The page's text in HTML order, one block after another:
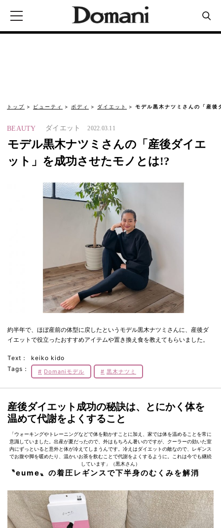
トップ ビューティ ボディ ダイエット モデル黒木ナツミさんの「産
BEAUTY ダイエット 2022.03.11
モデル黒木ナツミさんの「産後ダイエ
ット」を成功させたモノとは!?
約半年で、ほぼ産前の体型に戻したというモデル黒木ナツミさんに、産後ダ
イエットで役立ったおすすめアイテムや置き換え食を教えてもらいました。
Text：
keiko kido
Tags：
Domaniモデル 黒木ナツミ
産後ダイエット成功の秘訣は、とにかく体を
温めて代謝をよくすること
「ウォーキングやトレーニングなどで体を動かすことに加え、家では体を温めることを常に
意識していました。出産が夏だったので、外はもちろん暑いのですが、クーラーの効いた室
内にずっといると意外と体が冷えてしまうんです。冷えはダイエットの敵なので、レギンス
でお腹や脚を暖めたり、温かいお茶を飲むことで代謝をよくするように。これは今でも継続
しています」（黒木さん）
〝eume〟の着圧レギンスで下半身のむくみを解消